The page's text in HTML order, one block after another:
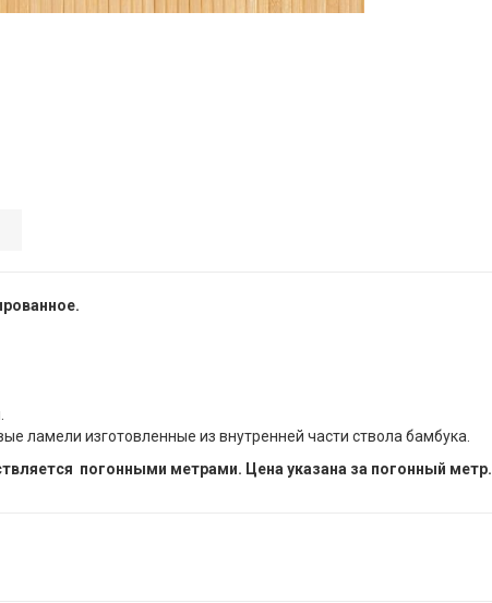
ламели изготовленные из внутренней части ствола бамбука.
погонными метрами. Цена указана за погонный метр.